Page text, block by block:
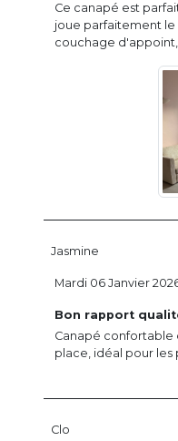
Ce canapé est
joue parfaitement
couchage
Jasmine
Bon rapport
Canapé confortable
place, idéal pour les
Mardi 06 Janvier
Clo